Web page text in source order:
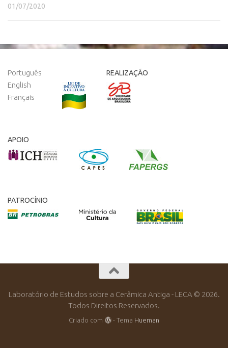
01/07/2020
Português
English
Français
REALIZAÇÃO
APOIO
PATROCÍNIO
Laboratório de Estudos sobre a Cerâmica Antiga - LECA © 2026.
Todos Direitos Reservados.
Criado com - Tema Hueman